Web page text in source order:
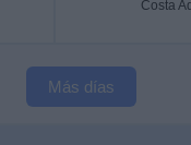
Más días